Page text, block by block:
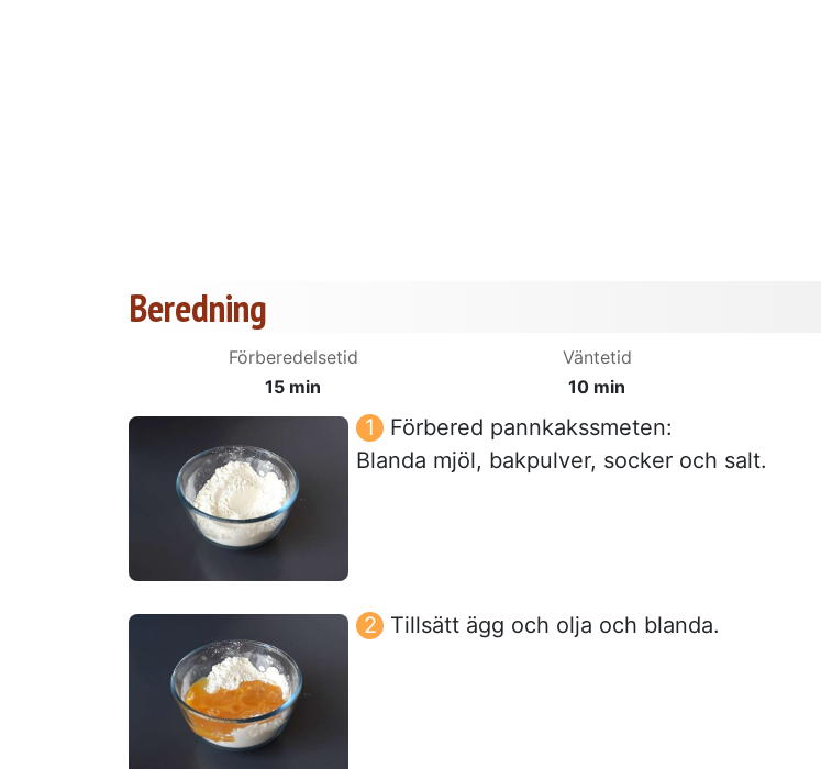
Beredning
Förberedelsetid
15 min
Väntetid
10 min
Förbered pannkakssmeten:
Blanda mjöl, bakpulver, socker och salt.
Tillsätt ägg och olja och blanda.